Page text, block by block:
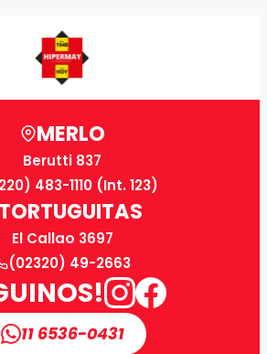
MERLO
Berutti 837
483-1110 (Int. 123)
TORTUGUITAS
El Callao 3697
(02320) 49-2663
11 6536-0431